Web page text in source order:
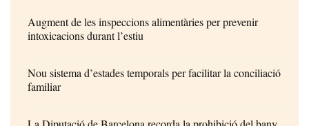
Augment de les inspeccions alimentàries per prevenir
intoxicacions durant l’estiu
Nou sistema d’estades temporals per facilitar la conciliació
familiar